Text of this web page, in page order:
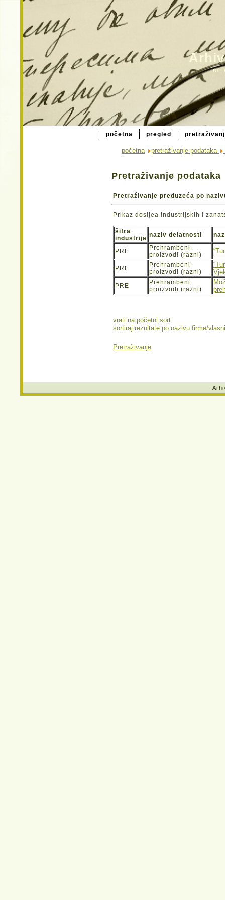
mi
početna pregled
početna pretraživanje podataka
Pretraživanje podataka
Pretraživanje preduzeća po
Prikaz dosijea industrijskih i
šifra
industrije naziv delatnosti
PRE
Prehrambeni
proizvodi (razni)
PRE
Prehrambeni
proizvodi (razni)
PRE
Prehrambeni
proizvodi (razni)
vrati na početni sort
sortiraj rezultate po nazivu firme/
Pretraživanje